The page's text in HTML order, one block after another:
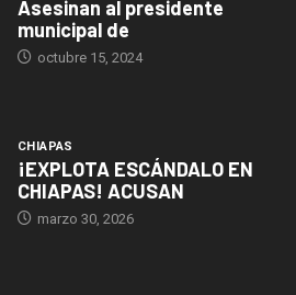
Asesinan al presidente
municipal de
octubre 15, 2024
CHIAPAS
¡EXPLOTA ESCÁNDALO EN
CHIAPAS! ACUSAN
marzo 30, 2026